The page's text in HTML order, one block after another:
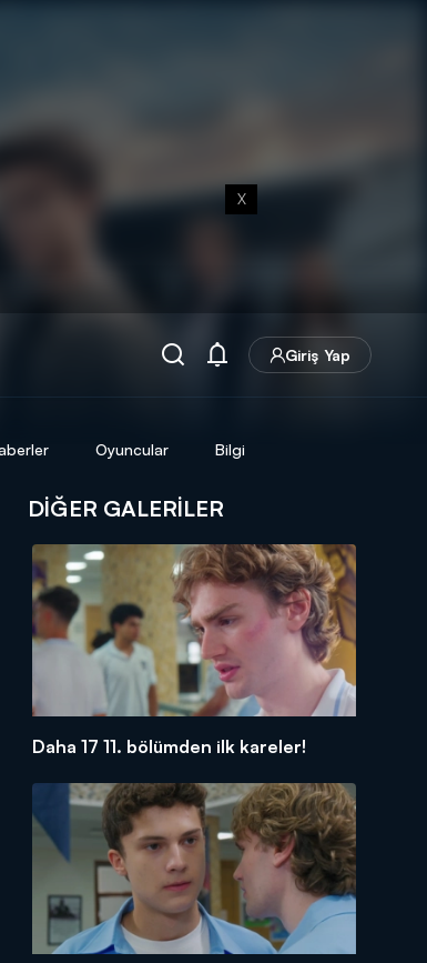
X
Giriş Yap
Oyuncular Bilgi
DİĞER GALERİLER
Daha 17 11. bölümden ilk kareler!